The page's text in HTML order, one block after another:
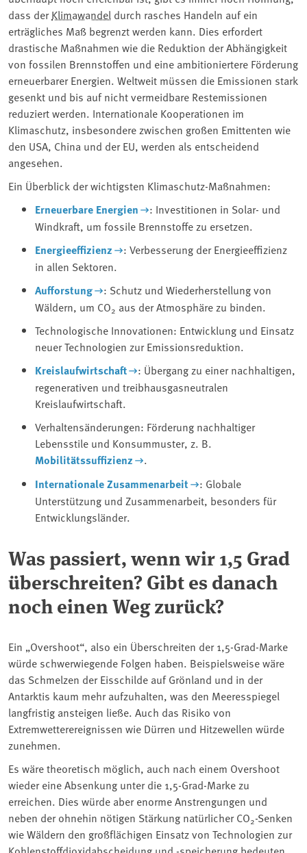
dass derKlimawandel durch rasches Handeln auf ein
erträgliches Maß begrenzt werden kann. Dies erfordert
drastische Maßnahmen wie die Reduktion der Abhängigkeit
von fossilen Brennstoffen und eine ambitioniertere Förderung
erneuerbarer Energien. Weltweit müssen die Emissionen stark
gesenkt und bis auf nicht vermeidbare Restemissionen
reduziert werden. Internationale Kooperationen im
Klimaschutz, insbesondere zwischen großen Emittenten wie
den USA, China und der EU, werden als entscheidend
angesehen.
Ein Überblick der wichtigsten Klimaschutz-Maßnahmen:
Erneuerbare Energien
: Investitionen in Solar- und
Windkraft, um fossile Brennstoffe zu ersetzen.
Energieeffizienz
: Verbesserung der Energieeffizienz
in allen Sektoren.
Aufforstung
: Schutz und Wiederherstellung von
Wäldern, um CO2 aus der Atmosphäre zu binden.
Technologische Innovationen: Entwicklung und Einsatz
neuer Technologien zur Emissionsreduktion.
Kreislaufwirtschaft
: Übergang zu einer nachhaltigen,
regenerativen und treibhausgasneutralen
Kreislaufwirtschaft.
Verhaltensänderungen: Förderung nachhaltiger
Lebensstile und Konsummuster, z. B.
Mobilitätssuffizienz .
Internationale Zusammenarbeit
: Globale
Unterstützung und Zusammenarbeit, besonders für
Entwicklungsländer.
Was passiert, wenn wir 1,5 Grad
überschreiten? Gibt es danach
noch einen Weg zurück?
Ein „Overshoot“, also ein Überschreiten der 1,5-Grad-Marke
würde schwerwiegende Folgen haben. Beispielsweise wäre
das Schmelzen der Eisschilde auf Grönland und in der
Antarktis kaum mehr aufzuhalten, was den Meeresspiegel
langfristig ansteigen ließe. Auch das Risiko von
Extremwetterereignissen wie Dürren und Hitzewellen würde
zunehmen.
Es wäre theoretisch möglich, auch nach einem Overshoot
wieder eine Absenkung unter die 1,5-Grad-Marke zu
erreichen. Dies würde aber enorme Anstrengungen und
neben der ohnehin nötigen Stärkung natürlicher CO2-Senken
wie Wäldern den großflächigen Einsatz von Technologien zur
Kohlenstoffdioxidabscheidung und -speicherung bedeuten.